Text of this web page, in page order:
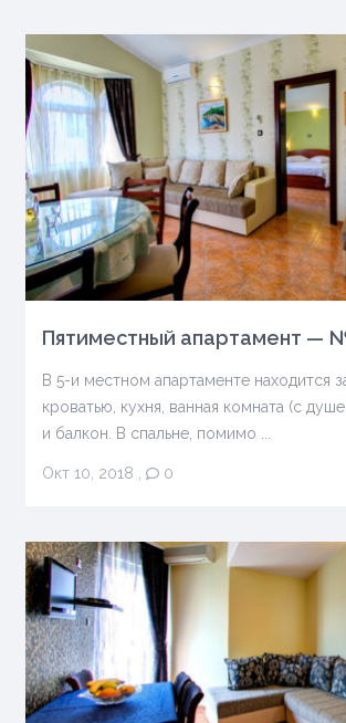
Пятиместный апартамент —
В 5-и местном апартаменте находится
кроватью, кухня, ванная комната (с
и балкон. В спальне, помимо ...
Окт 10, 2018 , 0